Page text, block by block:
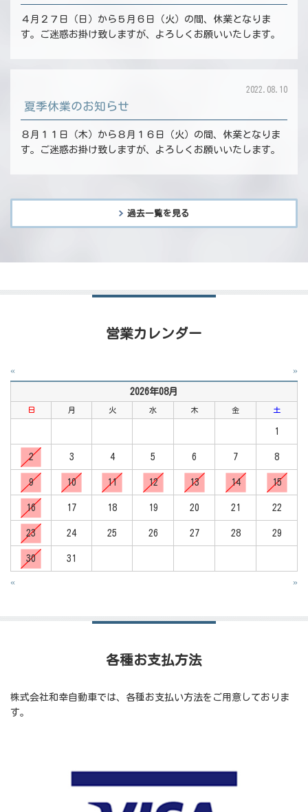
４月２７日（日）から５月６日（火）の間、休業となりま
す。ご迷惑お掛け致しますが、よろしくお願いいたします。
2022.08.10
夏季休業のお知らせ
８月１１日（木）から８月１６日（火）の間、休業となりま
す。ご迷惑お掛け致しますが、よろしくお願いいたします。
過去一覧を見る
営業カレンダー
« »
2026年08月
日 月 火 水 木 金 土
1
2 3 4 5 6 7 8
9 10 11 12 13 14 15
16 17 18 19 20 21 22
23 24 25 26 27 28 29
30 31
« »
各種お支払方法
株式会社和幸自動車では、各種お支払い方法をご用意しておりま
す。